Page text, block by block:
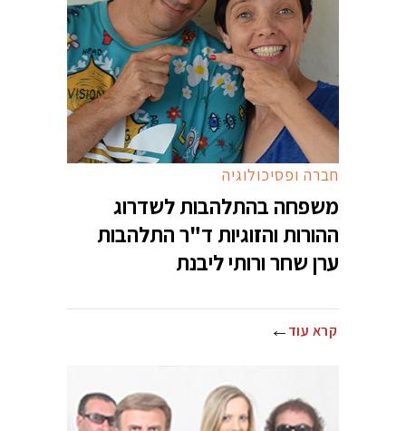
חברה ופסיכולוגיה
משפחה בהתלהבות לשדרוג
ההורות והזוגיות ד"ר התלהבות
ערן שחר ורותי ליבנת
קרא עוד